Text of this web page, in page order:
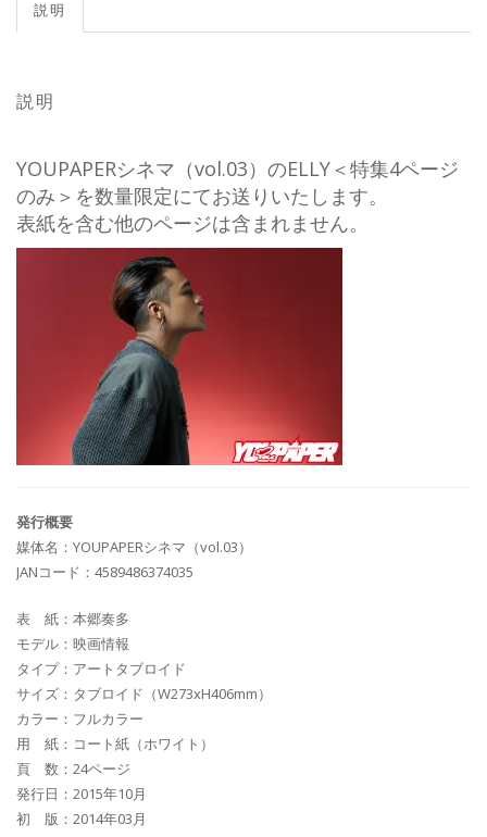
説明
説明
YOUPAPERシネマ（vol.03）のELLY＜特集4ページ
のみ＞を数量限定にてお送りいたします。
表紙を含む他のページは含まれません。
発行概要
媒体名：YOUPAPERシネマ（vol.03）
JANコード：4589486374035
表 紙：本郷奏多
モデル：映画情報
タイプ：アートタブロイド
サイズ：タブロイド（W273xH406mm）
カラー：フルカラー
用 紙：コート紙（ホワイト）
頁 数：24ページ
発行日：2015年10月
初 版：2014年03月